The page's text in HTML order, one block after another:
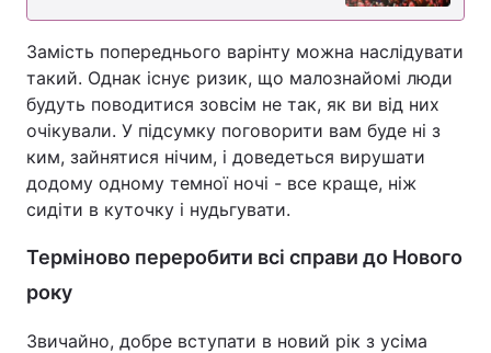
Замість попереднього варінту можна наслідувати
такий. Однак існує ризик, що малознайомі люди
будуть поводитися зовсім не так, як ви від них
очікували. У підсумку поговорити вам буде ні з
ким, зайнятися нічим, і доведеться вирушати
додому одному темної ночі - все краще, ніж
сидіти в куточку і нудьгувати.
Терміново переробити всі справи до Нового
року
Звичайно, добре вступати в новий рік з усіма